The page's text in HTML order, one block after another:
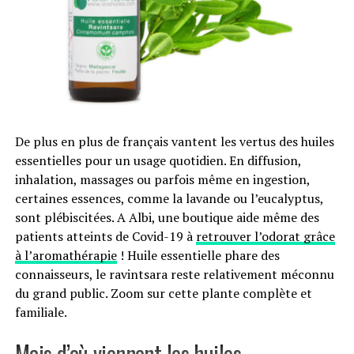
Atténuation du dérèglement climatique dans
Prix attribué à Norma Llemit pour leProgramme
Mindanode protection des forêts primaires aux
Philippines
De plus en plus de français vantent les vertus des huiles
essentielles pour un usage quotidien. En diffusion,
inhalation, massages ou parfois même en ingestion,
certaines essences, comme la lavande ou l’eucalyptus,
sont plébiscitées. A Albi, une boutique aide même des
patients atteints de Covid-19 à retrouver l’odorat grâce
à l’aromathérapie! Huile essentielle phare des
connaisseurs, le ravintsara reste relativement méconnu
du grand public. Zoom sur cette plante complète et
familiale.